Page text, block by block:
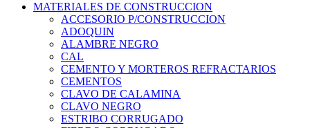
MATERIALES DE CONSTRUCCION
ACCESORIO P/CONSTRUCCION
ADOQUIN
ALAMBRE NEGRO
CAL
CEMENTO Y MORTEROS REFRACTARIOS
CEMENTOS
CLAVO DE CALAMINA
CLAVO NEGRO
ESTRIBO CORRUGADO